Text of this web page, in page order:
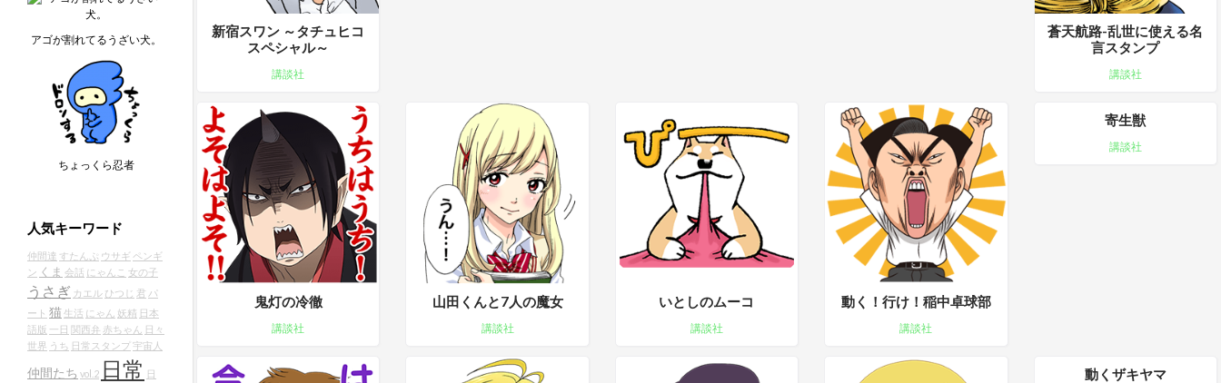
新宿スワン ～タチュヒコ
スペシャル～
講談社
蒼天航路-乱世に使える名
言スタンプ
講談社
鬼灯の冷徹
講談社
山田くんと7人の魔女
講談社
いとしのムーコ
講談社
動く！行け！稲中卓球部
講談社
寄生獣
講談社
動くザキヤマ
アゴが割れてるうざい犬。
ちょっくら忍者
人気キーワード
仲間達 すたんぷ ウサギ ペンギ
ン くま 会話 にゃんこ 女の子
うさぎ カエル ひつじ 君 パ
ート 猫生活 にゃん 妖精 日本
語版 一日 関西弁 赤ちゃん
日々
世界 うち 日常スタンプ 宇宙人
仲間たち vol.2 日常 日